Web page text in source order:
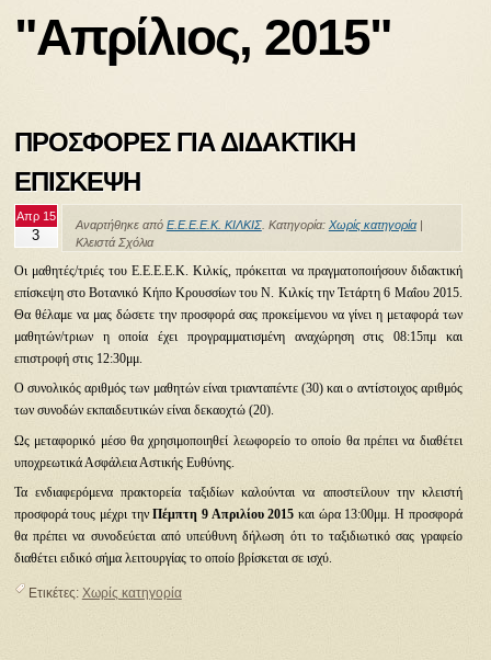
"Απρίλιος, 2015"
ΠΡΟΣΦΟΡΕΣ ΓΙΑ ΔΙΔΑΚΤΙΚΗ
ΕΠΙΣΚΕΨΗ
Απρ 15
3
Αναρτήθηκε από Ε.Ε.Ε.Ε.Κ. ΚΙΛΚΙΣ. Κατηγορία: Χωρίς κατηγορία|
Κλειστά Σχόλια
Οι μαθητές/τριές του Ε.Ε.Ε.Ε.Κ. Κιλκίς, πρόκειται να πραγματοποιήσουν διδακτική
επίσκεψη στο Βοτανικό Κήπο Κρουσσίων του Ν. Κιλκίς την Τετάρτη 6 Μαΐου 2015.
Θα θέλαμε να μας δώσετε την προσφορά σας προκείμενου να γίνει η μεταφορά των
μαθητών/τριων η οποία έχει προγραμματισμένη αναχώρηση στις 08:15πμ και
επιστροφή στις 12:30μμ.
Ο συνολικός αριθμός των μαθητών είναι τριανταπέντε (30) και ο αντίστοιχος αριθμός
των συνοδών εκπαιδευτικών είναι δεκαοχτώ (20).
Ως μεταφορικό μέσο θα χρησιμοποιηθεί λεωφορείο το οποίο θα πρέπει να διαθέτει
υποχρεωτικά Ασφάλεια Αστικής Ευθύνης.
Τα ενδιαφερόμενα πρακτορεία ταξιδίων καλούνται να αποστείλουν την κλειστή
προσφορά τους μέχρι τηνΠέμπτη 9 Απριλίου 2015 και ώρα 13:00μμ. Η προσφορά
θα πρέπει να συνοδεύεται από υπεύθυνη δήλωση ότι το ταξιδιωτικό σας γραφείο
διαθέτει ειδικό σήμα λειτουργίας το οποίο βρίσκεται σε ισχύ.
Ετικέτες: Χωρίς κατηγορία